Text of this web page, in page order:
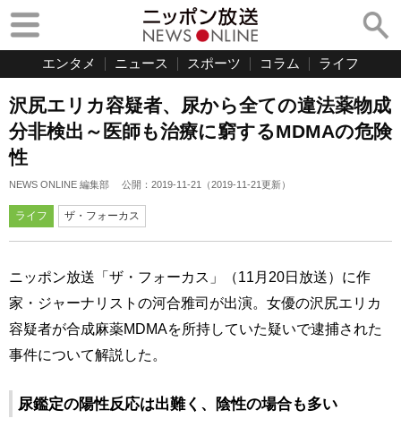
エンタメ ニュース スポーツ コラム ライフ
沢尻エリカ容疑者、尿から全ての違法薬物成
分非検出～医師も治療に窮するMDMAの危険
性
NEWS ONLINE 編集部 公開： 2019-11-21 （2019-11-21更新）
ライフ ザ・フォーカス
ニッポン放送「ザ・フォーカス」（11月20日放送）に作
家・ジャーナリストの河合雅司が出演。女優の沢尻エリカ
容疑者が合成麻薬MDMAを所持していた疑いで逮捕された
事件について解説した。
尿鑑定の陽性反応は出難く、陰性の場合も多い